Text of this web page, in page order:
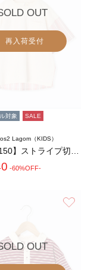
OUT
再入荷受付
対象 SALE
Lagom（KIDS）
-60%OFF-
OUT